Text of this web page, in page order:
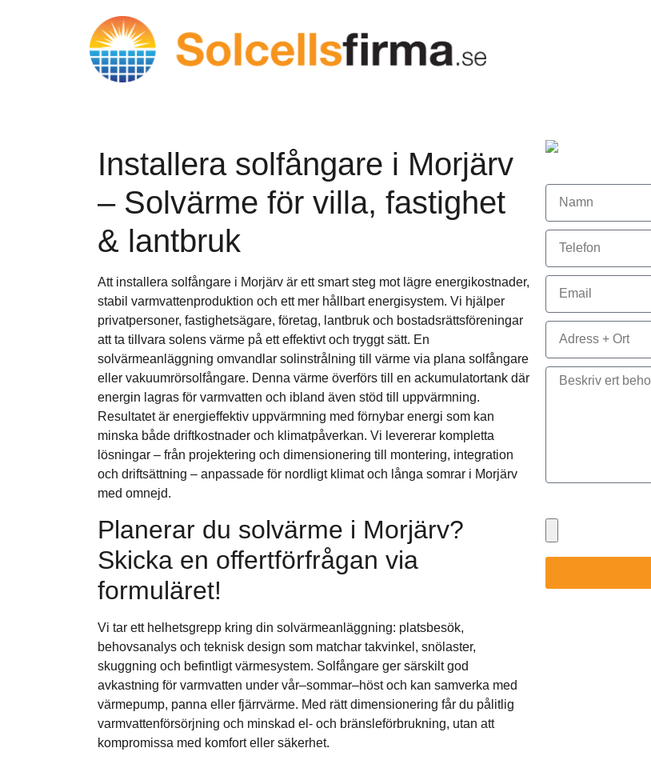
Installera solfångare i Morjärv
– Solvärme för villa, fastighet
& lantbruk
Att installera solfångare i Morjärv är ett smart steg mot lägre energikostnader,
stabil varmvattenproduktion och ett mer hållbart energisystem. Vi hjälper
privatpersoner, fastighetsägare, företag, lantbruk och bostadsrättsföreningar
att ta tillvara solens värme på ett effektivt och tryggt sätt. En
solvärmeanläggning omvandlar solinstrålning till värme via plana solfångare
eller vakuumrörsolfångare. Denna värme överförs till en ackumulatortank där
energin lagras för varmvatten och ibland även stöd till uppvärmning.
Resultatet är energieffektiv uppvärmning med förnybar energi som kan
minska både driftkostnader och klimatpåverkan. Vi levererar kompletta
lösningar – från projektering och dimensionering till montering, integration
och driftsättning – anpassade för nordligt klimat och långa somrar i Morjärv
med omnejd.
Planerar du solvärme i Morjärv?
Skicka en offertförfrågan via
formuläret!
Vi tar ett helhetsgrepp kring din solvärmeanläggning: platsbesök,
behovsanalys och teknisk design som matchar takvinkel, snölaster,
skuggning och befintligt värmesystem. Solfångare ger särskilt god
avkastning för varmvatten under vår–sommar–höst och kan samverka med
värmepump, panna eller fjärrvärme. Med rätt dimensionering får du pålitlig
varmvattenförsörjning och minskad el- och bränsleförbrukning, utan att
kompromissa med komfort eller säkerhet.